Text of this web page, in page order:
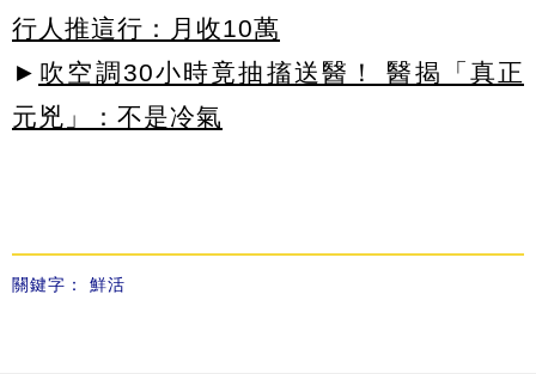
行人推這行：月收10萬
► 吹空調30小時竟抽搐送醫！ 醫揭「真正
元兇」：不是冷氣
關鍵字： 鮮活